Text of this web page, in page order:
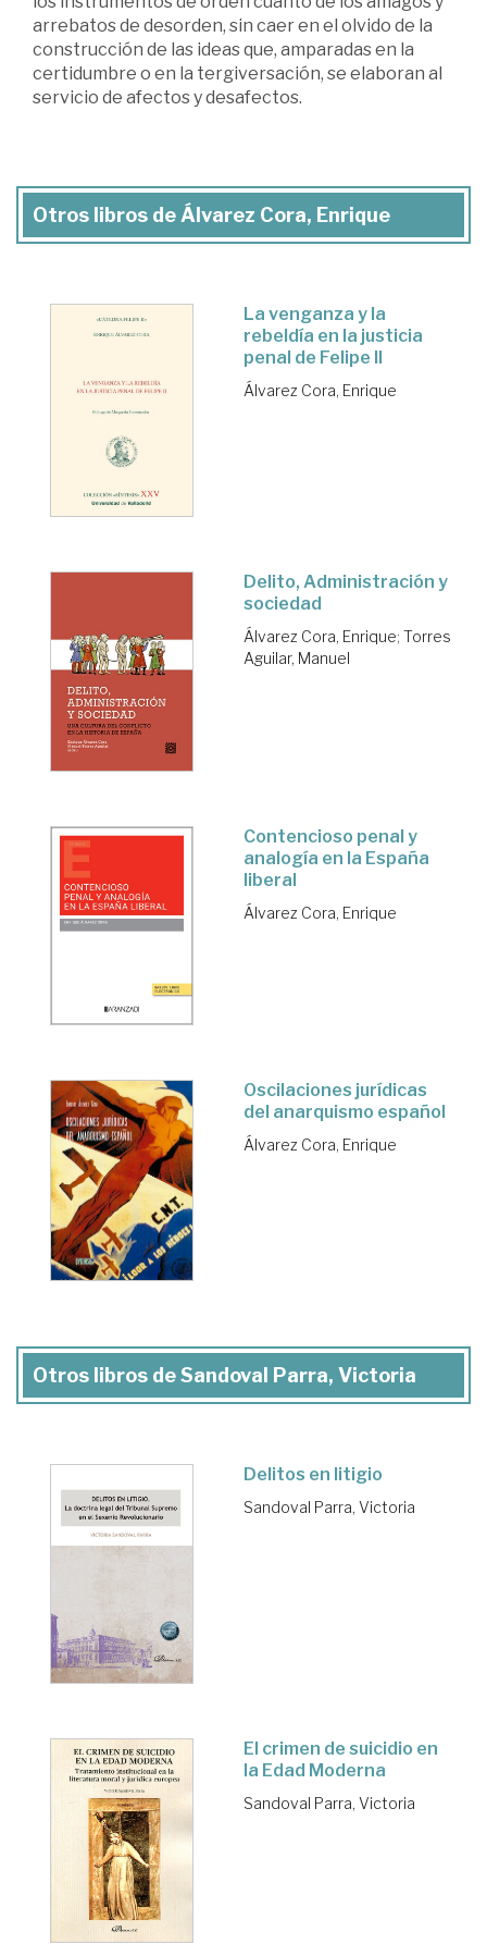
arrebatos de desorden, sin caer en el olvido de la
construcción de las ideas que, amparadas en la
certidumbre o en la tergiversación, se elaboran al
servicio de afectos y desafectos.
Otros libros de Álvarez Cora, Enrique
La venganza y la
rebeldía en la justicia
penal de Felipe II
Álvarez Cora, Enrique
Delito, Administración y
sociedad
Álvarez Cora, Enrique; Torres
Aguilar, Manuel
Contencioso penal y
analogía en la España
liberal
Álvarez Cora, Enrique
Oscilaciones jurídicas
del anarquismo español
Álvarez Cora, Enrique
Otros libros de Sandoval Parra, Victoria
Delitos en litigio
Sandoval Parra, Victoria
El crimen de suicidio en
la Edad Moderna
Sandoval Parra, Victoria